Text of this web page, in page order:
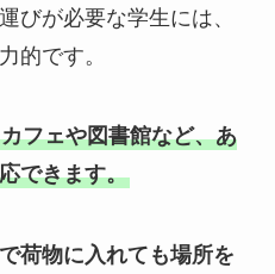
びが必要な学生には、
的です。
フェや図書館など、あ
できます。
荷物に入れても場所を